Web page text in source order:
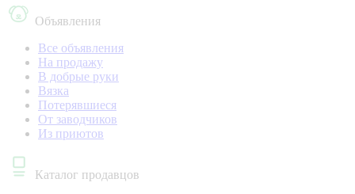
Объявления
Все объявления
На продажу
В добрые руки
Вязка
Потерявшиеся
От заводчиков
Из приютов
Каталог продавцов